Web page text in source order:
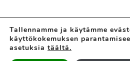
© LÄHIÖMUTSI | HANNE
Tallennamme ja käytämme
käyttökokemuksen
asetuksia täältä.